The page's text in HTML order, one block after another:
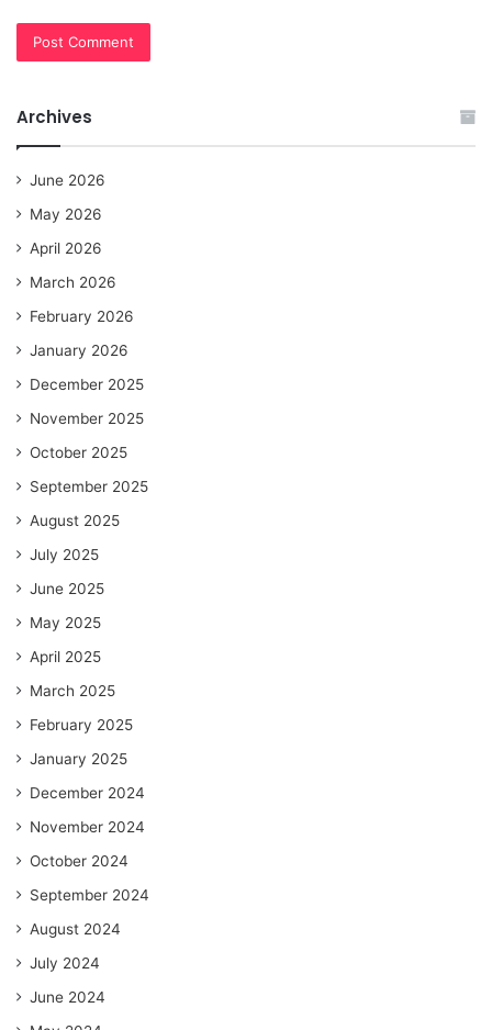
Archives
June 2026
May 2026
April 2026
March 2026
February 2026
January 2026
December 2025
November 2025
October 2025
September 2025
August 2025
July 2025
June 2025
May 2025
April 2025
March 2025
February 2025
January 2025
December 2024
November 2024
October 2024
September 2024
August 2024
July 2024
June 2024